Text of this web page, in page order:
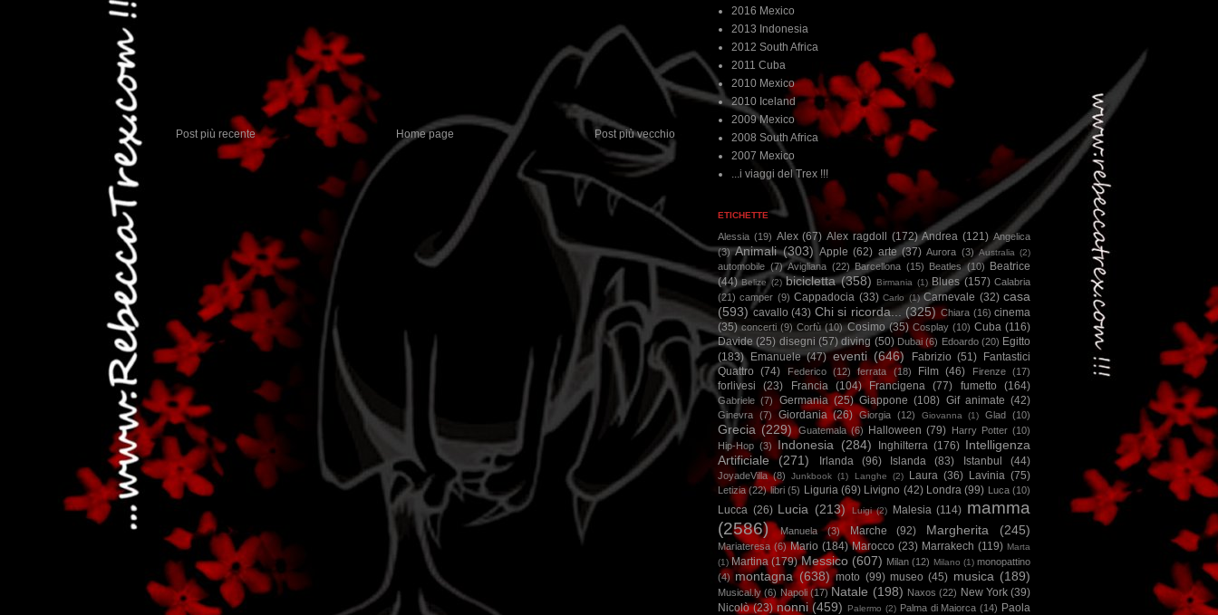
Post più recente Post più vecchio
Home page
2016 Mexico
2013 Indonesia
2012 South Africa
2011 Cuba
2010 Mexico
2010 Iceland
2009 Mexico
2008 South Africa
2007 Mexico
...i viaggi del Trex !!!
ETICHETTE
Alessia (19) Alex (67) Alex ragdoll (172) Andrea (121) Angelica
(3) Animali (303) Apple (62) arte (37) Aurora (3) Australia (2)
automobile (7) Avigliana (22) Barcellona (15) Beatles (10)
Beatrice
(44) Belize (2) bicicletta (358) Birmania (1) Blues (157) Calabria
(21) camper (9) Cappadocia (33) Carlo (1) Carnevale (32) casa
(593) cavallo (43) Chi si ricorda... (325) Chiara (16) cinema
(35) concerti (9) Corfù (10) Cosimo (35) Cosplay (10) Cuba (116)
Davide (25) disegni (57) diving (50) Dubai (6) Edoardo (20) Egitto
(183)
Emanuele (47) eventi (646) Fabrizio (51)
Fantastici
Quattro (74) Federico (12) ferrata (18) Film (46) Firenze (17)
forlivesi (23) Francia (104) Francigena (77) fumetto (164)
Gabriele (7) Germania (25) Giappone (108) Gif animate (42)
Ginevra (7) Giordania (26) Giorgia (12) Giovanna (1) Glad (10)
Grecia (229) Guatemala (6) Halloween (79) Harry Potter (10)
Hip-Hop (3) Indonesia (284) Inghilterra (176) Intelligenza
Artificiale
(271) Irlanda (96) Islanda (83) Istanbul (44)
JoyadeVilla (8) Junkbook (1) Langhe (2) Laura (36) Lavinia (75)
Letizia (22) libri (5) Liguria (69) Livigno (42) Londra (99) Luca (10)
Lucca (26) Lucia (213) Luigi (2) Malesia (114) mamma
(2586)
Manuela (3) Marche (92) Margherita (245)
Mariateresa (6) Mario (184) Marocco (23) Marrakech (119) Marta
(1) Martina (179) Messico (607) Milan (12) Milano (1) monopattino
(4) montagna (638) moto (99) museo (45) musica (189)
Musical.ly (6) Napoli (17) Natale (198) Naxos (22) New York (39)
Nicolò (23) nonni (459) Palermo (2) Palma di Maiorca (14) Paola